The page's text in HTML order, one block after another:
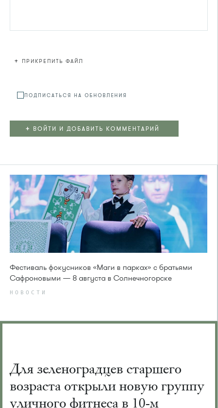
+ ПРИКРЕПИТЬ ФАЙЛ
ПОДПИСАТЬСЯ НА ОБНОВЛЕНИЯ
+ ВОЙТИ И ДОБАВИТЬ КОММЕНТАРИЙ
Фестиваль фокусников «Маги в парках» с братьями
Сафроновыми — 8 августа в Солнечногорске
НОВОСТИ
Для зеленоградцев старшего
возраста открыли новую группу
уличного фитнеса в 10-м